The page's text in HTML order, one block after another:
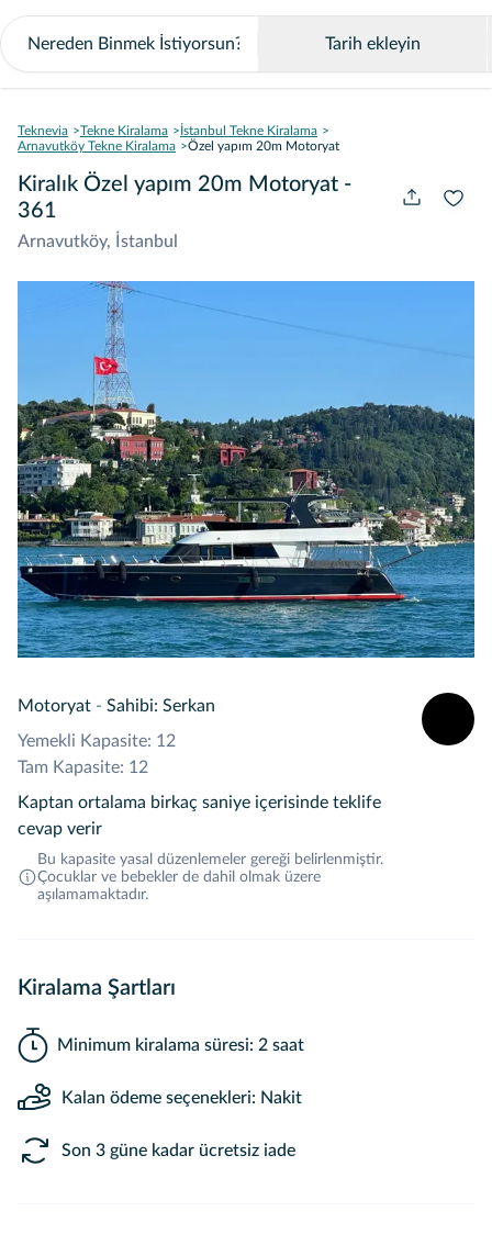
Tarih ekleyin
Teknevia Tekne Kiralama
İstanbul Tekne Kiralama
Arnavutköy Tekne Kiralama
Özel yapım 20m Motoryat
Kiralık Özel yapım 20m Motoryat -
361
Arnavutköy, İstanbul
Motoryat - Sahibi: Serkan
Yemekli Kapasite: 12
Tam Kapasite: 12
Kaptan ortalama birkaç saniye içerisinde teklife
cevap verir
Bu kapasite yasal düzenlemeler gereği belirlenmiştir.
Çocuklar ve bebekler de dahil olmak üzere
aşılamamaktadır.
Kiralama Şartları
Minimum kiralama süresi: 2 saat
Kalan ödeme seçenekleri: Nakit
Son 3 güne kadar ücretsiz iade